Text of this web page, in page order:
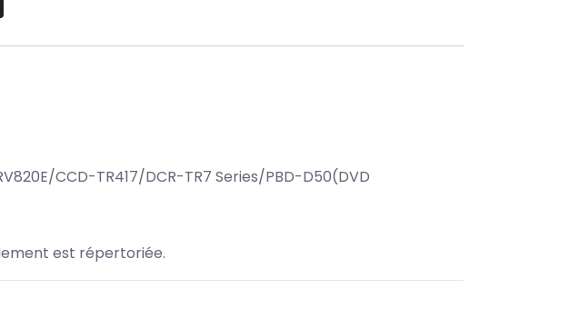
CCD-TR417/DCR-TR7 Series/PBD-D50(DVD
est répertoriée.